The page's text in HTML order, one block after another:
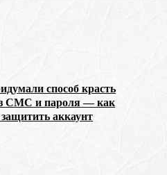
способ красть
СМС и пароля — как
защитить аккаунт